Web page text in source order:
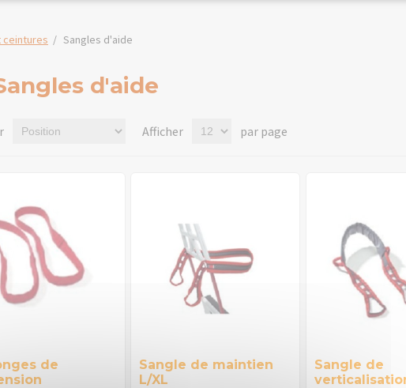
ceintures / Sangles d'aide
d'aide
Afficher par page
de
Sangle de maintien
L/XL
Sangle de